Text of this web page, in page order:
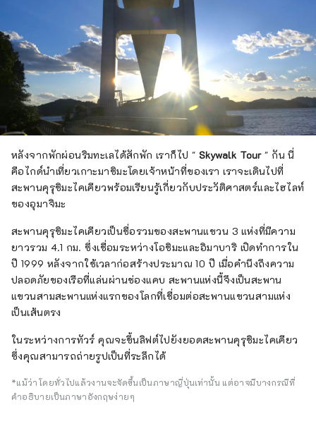
หลังจากพักผ่อนริมทะเลได้สักพัก เราก็ไป " Skywalk Tour" กัน นี่
คือไกด์นำเที่ยวเกาะมาชิมะโดยเจ้าหน้าที่ของเรา เราจะเดินไปที่
สะพานคุรุชิมะไคเคียวพร้อมเรียนรู้เกี่ยวกับประวัติศาสตร์และไฮไลท์
ของอุมาจิมะ
สะพานคุรุชิมะไคเคียวเป็นชื่อรวมของสะพานแขวน 3 แห่งที่มีความ
ยาวรวม 4.1 กม. ซึ่งเชื่อมระหว่างโอชิมะและอิมาบาริ เปิดทำการใน
ปี 1999 หลังจากใช้เวลาก่อสร้างประมาณ 10 ปี เมื่อคำนึงถึงความ
ปลอดภัยของเรือที่แล่นผ่านช่องแคบ สะพานแห่งนี้จึงเป็นสะพาน
แขวนสามสะพานแห่งแรกของโลกที่เชื่อมต่อสะพานแขวนสามแห่ง
เป็นเส้นตรง
ในระหว่างการทัวร์ คุณจะขึ้นลิฟต์ไปยังยอดสะพานคุรุชิมะไคเคียว
ซึ่งคุณสามารถถ่ายรูปเป็นที่ระลึกได้
*แม้ว่าโดยทั่วไปแล้วงานจะจัดขึ้นเป็นภาษาญี่ปุ่นเท่านั้น แต่อาจมีบางกรณีที่
คำอธิบายเป็นภาษาอังกฤษง่ายๆ